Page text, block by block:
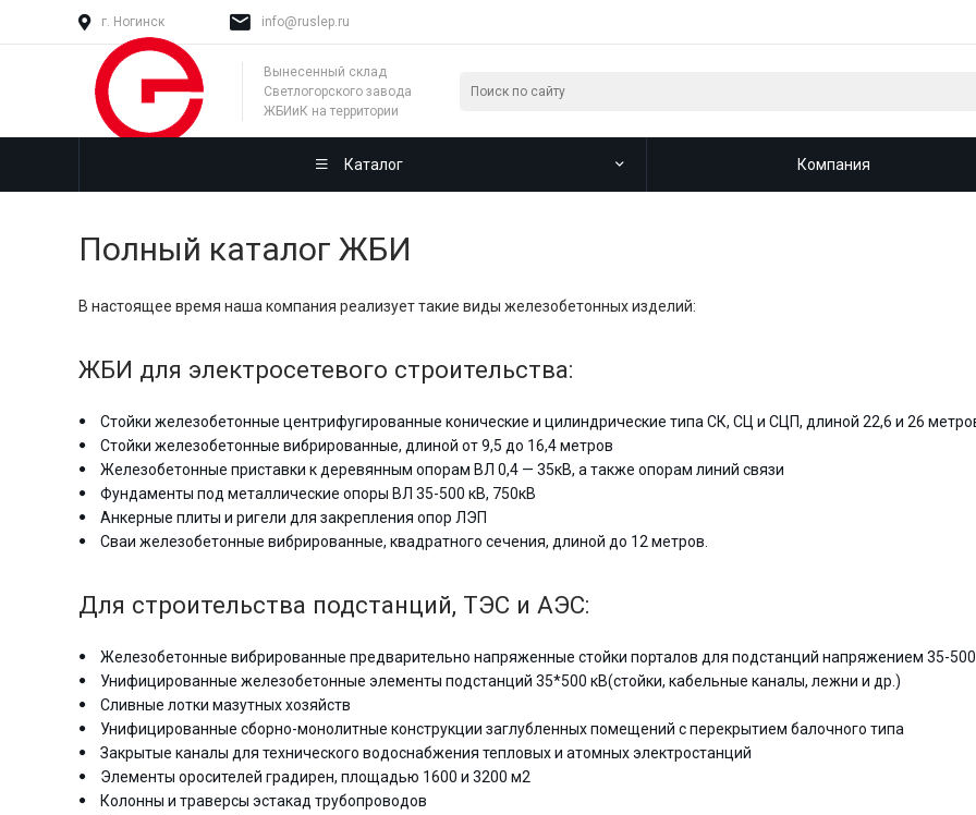
г. Ногинск info@ruslep.ru
Вынесенный склад
Светлогорского завода
ЖБИиК на территории
Каталог Компания
Полный каталог ЖБИ
В настоящее время наша компания реализует такие виды железобетонных изделий:
ЖБИ для электросетевого строительства:
Стойки железобетонные центрифугированные конические и цилиндрические типа СК, СЦ и СЦП, длиной 22,6 и 26
Стойки железобетонные вибрированные, длиной от 9,5 до 16,4 метров
Железобетонные приставки к деревянным опорам ВЛ 0,4 — 35кВ, а также опорам линий связи
Фундаменты под металлические опоры ВЛ 35-500 кВ, 750кВ
Анкерные плиты и ригели для закрепления опор ЛЭП
Сваи железобетонные вибрированные, квадратного сечения, длиной до 12 метров.
Для строительства подстанций, ТЭС и АЭС:
Железобетонные вибрированные предварительно напряженные стойки порталов для подстанций напряжением 35-
Унифицированные железобетонные элементы подстанций 35*500 кВ(стойки, кабельные каналы, лежни и др.)
Сливные лотки мазутных хозяйств
Унифицированные сборно-монолитные конструкции заглубленных помещений с перекрытием балочного типа
Закрытые каналы для технического водоснабжения тепловых и атомных электростанций
Элементы оросителей градирен, площадью 1600 и 3200 м2
Колонны и траверсы эстакад трубопроводов